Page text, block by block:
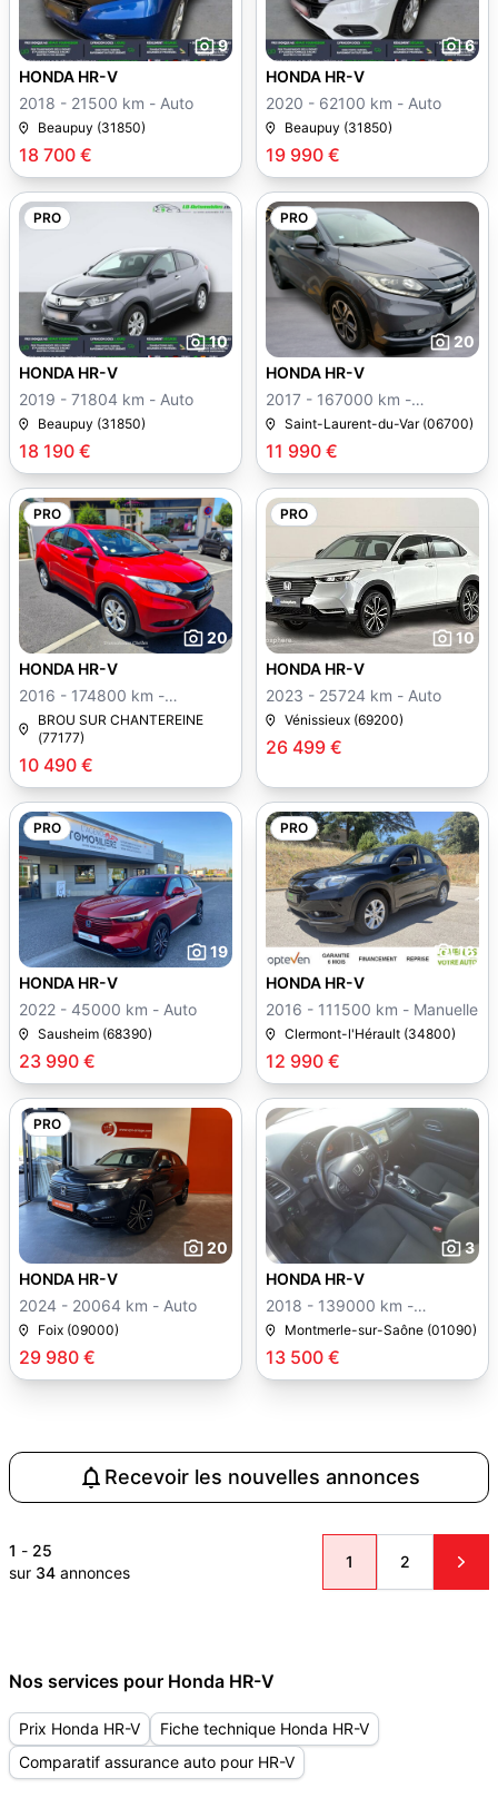
9
18 700 €
HONDA HR-V
2018 - 21500 km - Auto
Beaupuy (31850)
6
19 990 €
HONDA HR-V
2020 - 62100 km - Auto
Beaupuy (31850)
PRO
10
18 190 €
HONDA HR-V
2019 - 71804 km - Auto
Beaupuy (31850)
PRO
20
11 990 €
HONDA HR-V
2017 - 167000 km -
Manuelle
Saint-Laurent-du-Var (06700)
PRO
20
10 490 €
HONDA HR-V
2016 - 174800 km -
Manuelle
BROU SUR CHANTEREINE
(77177)
PRO
10
26 499 €
HONDA HR-V
2023 - 25724 km - Auto
Vénissieux (69200)
PRO
19
23 990 €
HONDA HR-V
2022 - 45000 km - Auto
Sausheim (68390)
PRO
16
12 990 €
HONDA HR-V
2016 - 111500 km - Manuelle
Clermont-l'Hérault (34800)
PRO
20
29 980 €
HONDA HR-V
2024 - 20064 km - Auto
Foix (09000)
3
13 500 €
HONDA HR-V
2018 - 139000 km -
Manuelle
Montmerle-sur-Saône (01090)
Recevoir les nouvelles annonces
1 - 25
sur 34 annonces
1 2
Nos services pour Honda HR-V
Prix Honda HR-V
Fiche technique Honda HR-V
Comparatif assurance auto pour HR-V